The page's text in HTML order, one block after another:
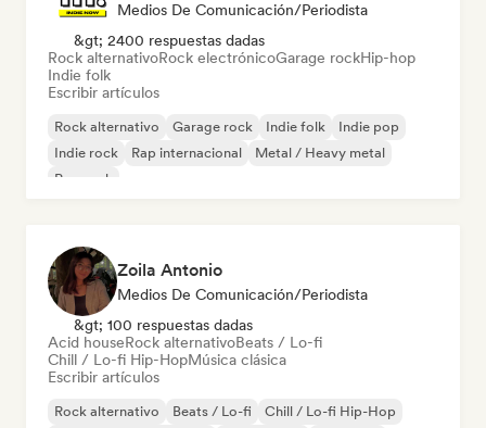
Medios De Comunicación/Periodista
&gt; 2400 respuestas dadas
Rock alternativoRock electrónicoGarage rockHip-hop
Indie folk
Escribir artículos
Rock alternativo Garage rock Indie folk
Indie pop
Indie rock
Rap internacional
Metal / Heavy metal
Pop rock
Zoila Antonio
Medios De Comunicación/Periodista
&gt; 100 respuestas dadas
Acid houseRock alternativoBeats / Lo-fi
Chill / Lo-fi Hip-HopMúsica clásica
Escribir artículos
Rock alternativo Beats / Lo-fi
Chill / Lo-fi Hip-Hop